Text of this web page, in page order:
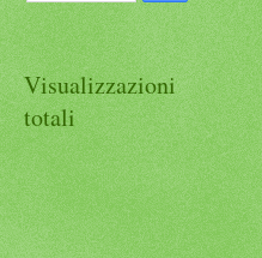
Visualizzazioni
totali